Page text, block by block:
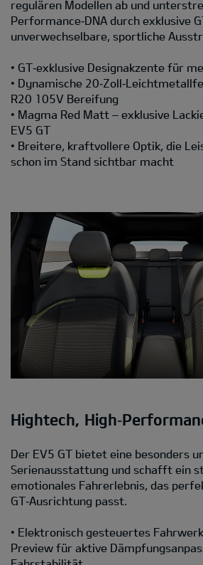
regulären Modellen ab und
Performance‑DNA durch exklusive
unverwechselbare, sportliche
• GT‑exklusive Designakzente für
• Dynamische
R20 105V Bereifung
• Magma Red Matt – exklusive
EV5 GT
• Breitere, kraftvollere Optik, die
schon im Stand sichtbar macht
Hightech,
Der EV5 GT bietet eine besonders
Serienausstattung und schafft ein
emotionales Fahrerlebnis, das
GT‑Ausrichtung passt.
• Elektronisch gesteuertes
Preview für aktive